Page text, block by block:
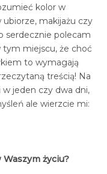
kolor w
makijażu czy
serdecznie polecam
miejscu, że choć
to wymagają
treścią! Na
jeden czy dwa dni,
ale wierzcie mi:
życiu?